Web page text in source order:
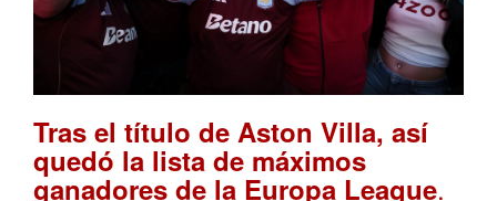
Tras el título de Aston Villa, así
quedó la lista de máximos
ganadores de la Europa League.